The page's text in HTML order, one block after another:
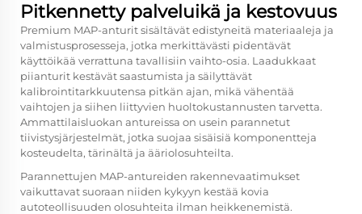
Pitkennetty palveluikä ja kestovuus
Premium MAP-anturit sisältävät edistyneitä materiaaleja ja
valmistusprosesseja, jotka merkittävästi pidentävät
käyttöikää verrattuna tavallisiin vaihto-osia. Laadukkaat
piianturit kestävät saastumista ja säilyttävät
kalibrointitarkkuutensa pitkän ajan, mikä vähentää
vaihtojen ja siihen liittyvien huoltokustannusten tarvetta.
Ammattilaisluokan antureissa on usein parannetut
tiivistysjärjestelmät, jotka suojaa sisäisiä komponentteja
kosteudelta, tärinältä ja ääriolosuhteilta.
Parannettujen MAP-antureiden rakennevaatimukset
vaikuttavat suoraan niiden kykyyn kestää kovia
autoteollisuuden olosuhteita ilman heikkenemistä.